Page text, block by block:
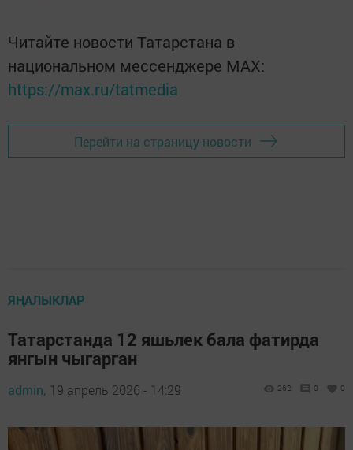
Читайте новости Татарстана в
национальном мессенджере MАХ:
https://max.ru/tatmedia
Перейти на страницу новости
ЯҢАЛЫКЛАР
Татарстанда 12 яшьлек бала фатирда
янгын чыгарган
admin, 19 апрель 2026 - 14:29 262 0 0